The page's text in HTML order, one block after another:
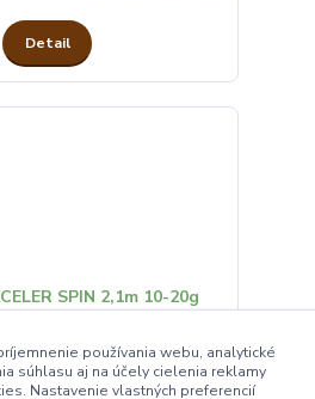
Detail
používania webu, analytické
súhlasu aj na účely cielenia reklamy
Nastavenie vlastných preferencií